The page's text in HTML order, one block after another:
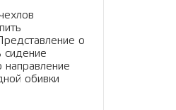
о
сидение
обивки